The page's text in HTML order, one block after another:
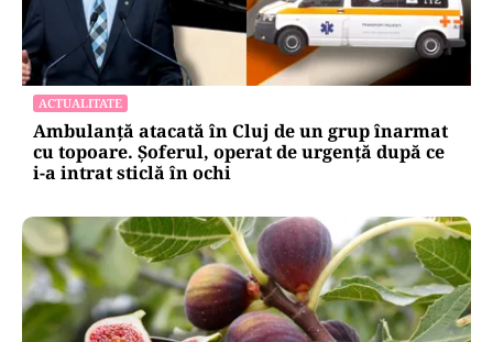
ACTUALITATE
Ambulanță atacată în Cluj de un grup înarmat
cu topoare. Șoferul, operat de urgență după ce
i-a intrat sticlă în ochi